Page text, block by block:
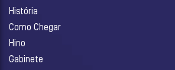
História
Como Chegar
Hino
Gabinete